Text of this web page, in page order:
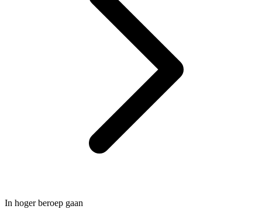
In hoger beroep gaan